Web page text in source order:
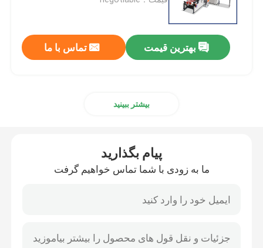
ماشین آلات معدن
بهترین قیمت تماس با ما
بیشتر ببینید
پیام بگذارید
ما به زودی با شما تماس خواهیم گرفت